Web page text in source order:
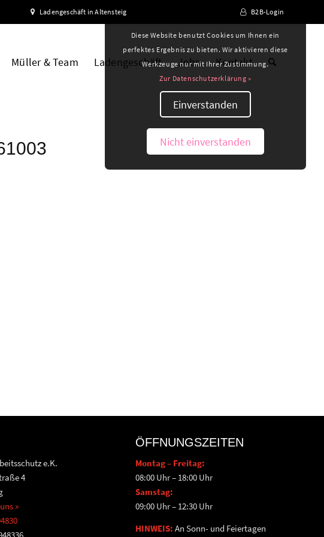
Ladengeschäft in Altensteig B2B-Login
Müller & Team Ladengeschäft Jobs Kontakt
e.K.
4
»
ÖFFNUNGSZEITEN
Montag – Freitag:
08:00 Uhr – 18:00 Uhr
Samstag:
09:00 Uhr – 12:30 Uhr
HINWEIS: An Sonn- und Feiertagen
Diese Website benutzt Cookies um Ihnen ein
perfektes Ergebnis zu bieten. Wir aktivieren diese
Werkzeuge nur mit Ihrer Zustimmung.
Zur Datenschutzerklärung »
Einverstanden
Nicht einverstanden